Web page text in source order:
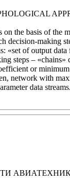
the basis of the
decision-making
«set of output
steps –
or
network with
data